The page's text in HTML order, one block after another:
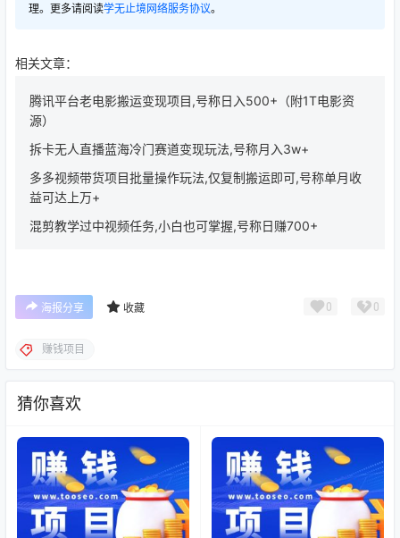
理。更多请阅读学无止境网络服务协议。
相关文章：
腾讯平台老电影搬运变现项目,号称日入500+（附1T电影资
源）
拆卡无人直播蓝海冷门赛道变现玩法,号称月入3w+
多多视频带货项目批量操作玩法,仅复制搬运即可,号称单月收
益可达上万+
混剪教学过中视频任务,小白也可掌握,号称日赚700+
海报分享 收藏 0 0
赚钱项目
猜你喜欢